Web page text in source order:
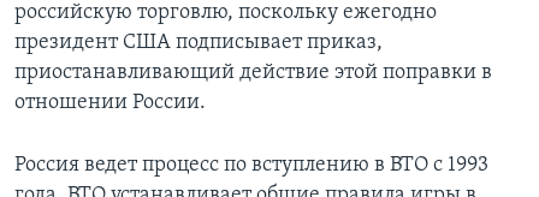
российскую торговлю, поскольку ежегодно
президент США подписывает приказ,
приостанавливающий действие этой поправки в
отношении России.
Россия ведет процесс по вступлению в ВТО с 1993